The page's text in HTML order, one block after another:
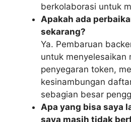
berkolaborasi untuk
Apakah ada
sekarang?
Ya. Pembaruan
untuk menyelesaikan
penyegaran token,
kesinambungan
sebagian besar
Apa yang bisa saya
saya masih tidak